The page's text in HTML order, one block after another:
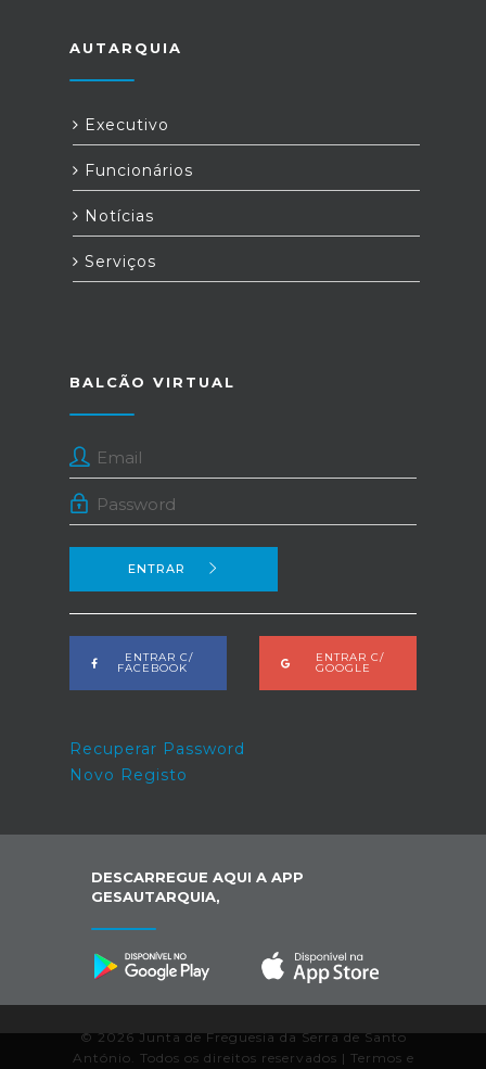
AUTARQUIA
Executivo
Funcionários
Notícias
Serviços
BALCÃO VIRTUAL
ENTRAR
ENTRAR C/
FACEBOOK
ENTRAR C/
GOOGLE
Recuperar Password
Novo Registo
DESCARREGUE AQUI A APP
GESAUTARQUIA,
© 2026 Junta de Freguesia da Serra de Santo
António. Todos os direitos reservados | Termos e